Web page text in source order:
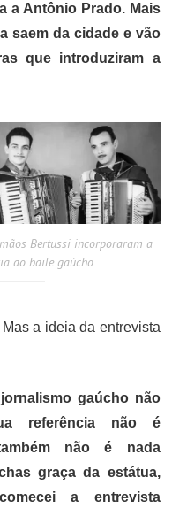
a Antônio Prado. Mais
saem da cidade e vão
que introduziram a
Bertussi incorporaram a
ao baile gaúcho
a ideia da entrevista
gaúcho não
referência não é
não é nada
graça da estátua,
a entrevista